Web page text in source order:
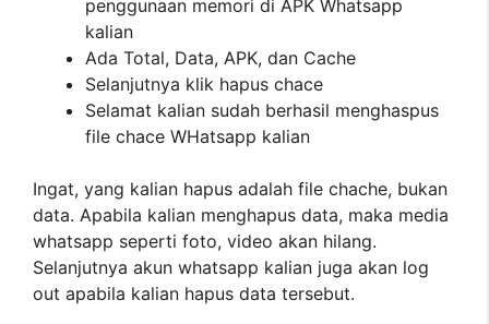
penggunaan memori di APK Whatsapp
kalian
Ada Total, Data, APK, dan Cache
Selanjutnya klik hapus chace
Selamat kalian sudah berhasil menghaspus
file chace WHatsapp kalian
Ingat, yang kalian hapus adalah file chache, bukan
data. Apabila kalian menghapus data, maka media
whatsapp seperti foto, video akan hilang.
Selanjutnya akun whatsapp kalian juga akan log
out apabila kalian hapus data tersebut.